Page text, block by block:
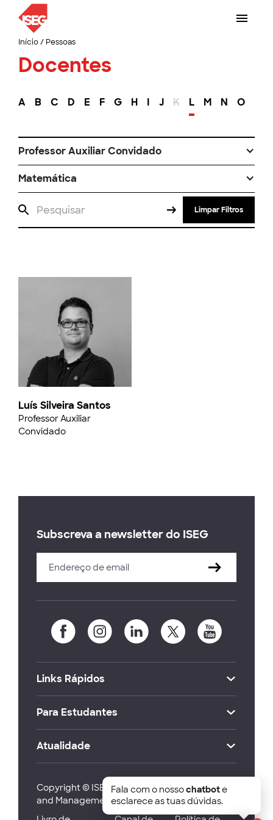
Início/ Pessoas
Docentes
A B C D E F G H I J K L M N O
Professor Auxiliar Convidado
Matemática
Limpar Filtros
Luís Silveira Santos
Professor Auxiliar
Convidado
Subscreva a newsletter do ISEG
Links Rápidos
Para Estudantes
Atualidade
Copyright © ISEG Lisbon School of Economics
and Management 2026
Fala com o nossochatbote
esclarece as tuas dúvidas.